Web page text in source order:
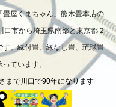
屋くまちゃん」熊木畳本店の
口市から埼玉県南部と東京都２
す。縁付畳、縁なし畳、琉球畳
ています。
まで川口で90年になります